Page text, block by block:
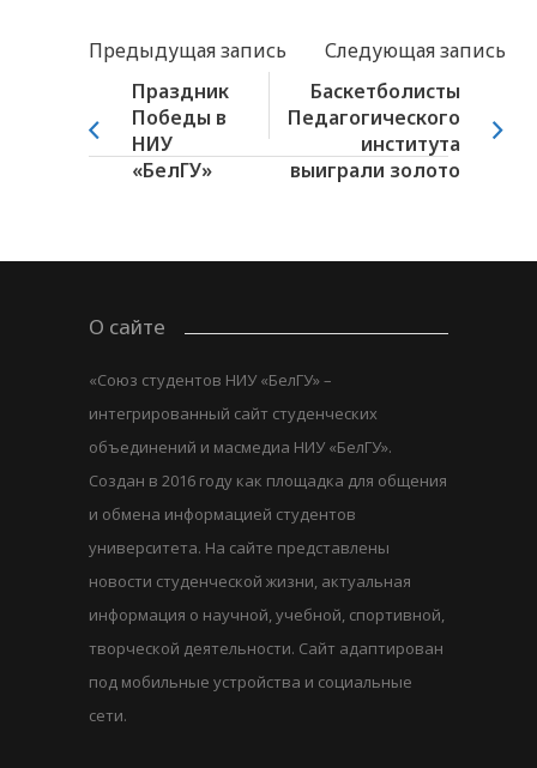
Предыдущая запись
Следующая запись
Праздник
Победы в
НИУ
«БелГУ»
Баскетболисты
Педагогического
института
выиграли золото
О сайте
«Союз студентов НИУ «БелГУ» –
интегрированный сайт студенческих
объединений и масмедиа НИУ «БелГУ».
Создан в 2016 году как площадка для общения
и обмена информацией студентов
университета. На сайте представлены
новости студенческой жизни, актуальная
информация о научной, учебной, спортивной,
творческой деятельности. Сайт адаптирован
под мобильные устройства и социальные
сети.